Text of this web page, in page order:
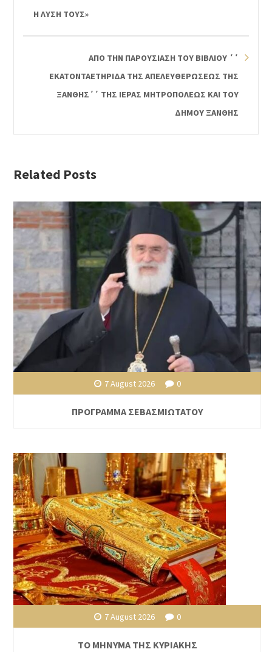
Η ΛΥΣΗ ΤΟΥΣ»
ΑΠΟ ΤΗΝ ΠΑΡΟΥΣΙΑΣΗ ΤΟΥ ΒΙΒΛΙΟΥ ΄΄
ΕΚΑΤΟΝΤΑΕΤΗΡΙΔΑ ΤΗΣ ΑΠΕΛΕΥΘΕΡΩΣΕΩΣ ΤΗΣ
ΞΑΝΘΗΣ΄΄ ΤΗΣ ΙΕΡΑΣ ΜΗΤΡΟΠΟΛΕΩΣ ΚΑΙ ΤΟΥ
ΔΗΜΟΥ ΞΑΝΘΗΣ
Related Posts
7 August 2026 0
ΠΡΟΓΡΑΜΜΑ ΣΕΒΑΣΜΙΩΤΑΤΟΥ
7 August 2026 0
ΤΟ ΜΗΝΥΜΑ ΤΗΣ ΚΥΡΙΑΚΗΣ